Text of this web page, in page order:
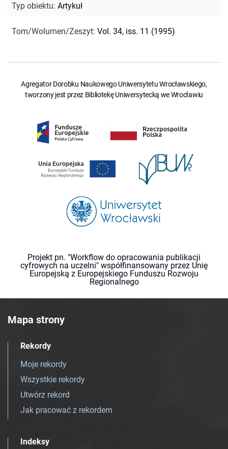
Typ obiektu: Artykuł
Tom/Wolumen/Zeszyt: Vol. 34, iss. 11 (1995)
Agregator Dorobku Naukowego Uniwersytetu Wrocławskiego,
tworzony jest przez Bibliotekę Uniwersytecką we Wrocławiu
Projekt pn. "Workflow do opracowania publikacji
cyfrowych na uczelni" współfinansowany przez Unię
Europejską z Europejskiego Funduszu Rozwoju
Regionalnego
Mapa strony
Rekordy
Moje rekordy
Wszystkie rekordy
Utwórz rekord
Jak pracować z rekordem
Indeksy